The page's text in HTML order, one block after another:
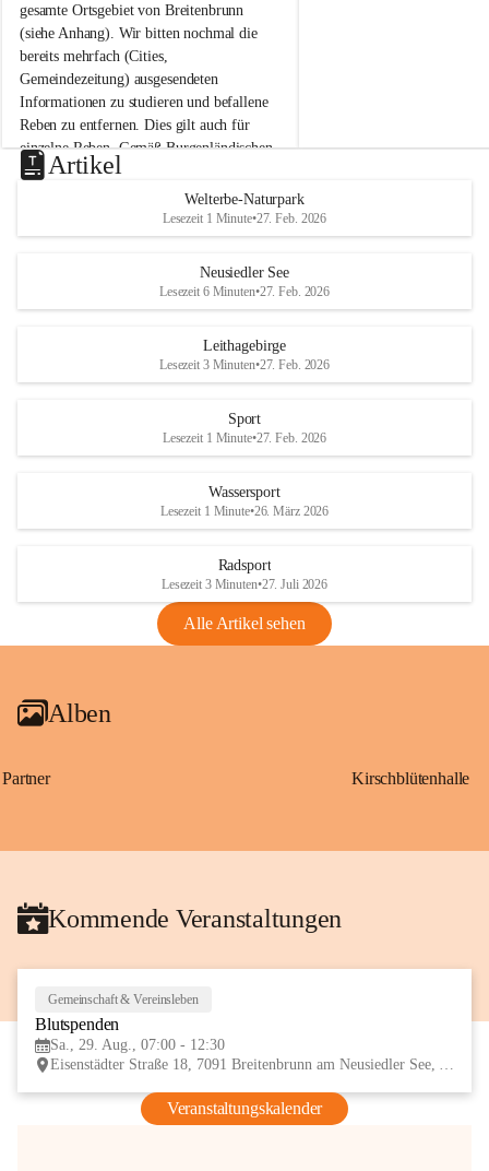
u
n
n
a
m
N
e
u
s
d
S
gesamte Ortsgebiet von Breitenbrunn
(siehe Anhang). Wir bitten nochmal die
bereits mehrfach (Cities,
Gemeindezeitung) ausgesendeten
Informationen zu studieren und befallene
Reben zu entfernen. Dies gilt auch für
einzelne Reben. Gemäß Burgenländischen
Weinbaugesetz sind nicht gepflegte oder
unzulässige Weingärten zu roden! Bitte
helfen wir zusammen um unsere Winzer
vor den prognostizierten Ernteausfällen
und den daraus folgenden wirtschaftlichen
Maßnahmen zur Bekämpfung
Rebe und der Amerikanischen
Anhang VBl. EU Nr. 18
1 Seite•1,4 MB
VBl. EU Nr. 18_2026
u
e
d
r
S
Artikel
Welterbe-Naturpark
Lesezeit 1 Minute•27. Feb. 2026
Neusiedler See
Lesezeit 6 Minuten•27. Feb. 2026
Leithagebirge
Lesezeit 3 Minuten•27. Feb. 2026
Sport
Lesezeit 1 Minute•27. Feb. 2026
Wassersport
Lesezeit 1 Minute•26. März 2026
Radsport
Lesezeit 3 Minuten•27. Juli 2026
Alle Artikel sehen
Alben
Partner Kirschblütenhalle
Kommende Veranstaltungen
Gemeinschaft & Vereinsleben
Blutspenden
Sa., 29. Aug., 07:00 - 12:30
Eisenstädter Straße 18, 7091 Breitenbrunn am Neusiedler See, AUT
Veranstaltungskalender